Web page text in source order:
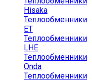
Hisaka
Теплообменники
ЕТ
Теплообменники
LHE
Теплообменники
Onda
Теплообменники